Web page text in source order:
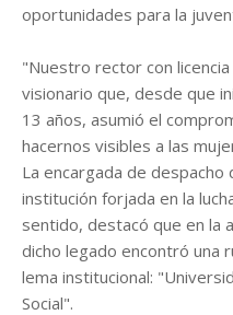
oportunidades para la
"Nuestro rector con
visionario que, desde que
13 años, asumió el
hacernos visibles a las
La encargada de despacho
institución forjada en la
sentido, destacó que en la
dicho legado encontró una
lema institucional:
Social".